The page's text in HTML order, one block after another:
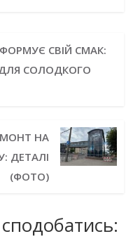
СВІЙ СМАК:
СОЛОДКОГО
НА
ДЕТАЛІ
(ФОТО)